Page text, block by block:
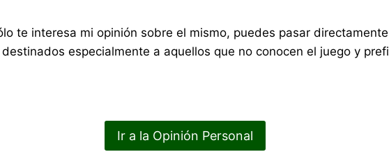
te interesa mi opinión sobre el mismo, puedes pasar
especialmente a aquellos que no conocen el juego y
Ir a la Opinión Personal